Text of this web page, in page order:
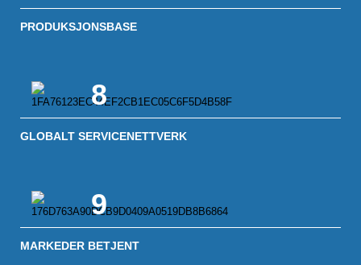
PRODUKSJONSBASE
8
GLOBALT SERVICENETTVERK
9
MARKEDER BETJENT